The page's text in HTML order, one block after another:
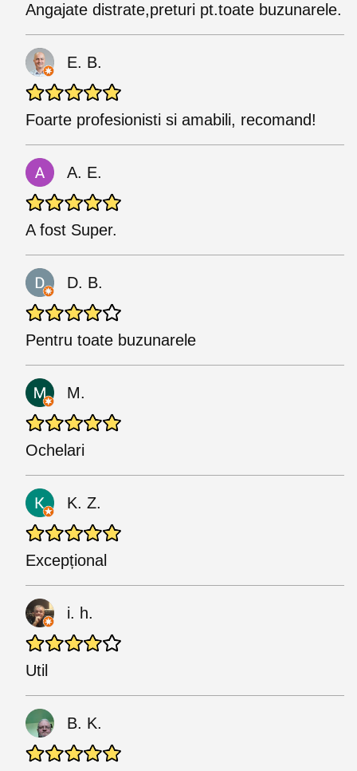
Angajate distrate,preturi pt.toate buzunarele.
E. B.
Foarte profesionisti si amabili, recomand!
A. E.
A fost Super.
D. B.
Pentru toate buzunarele
M.
Ochelari
K. Z.
Excepțional
i. h.
Util
B. K.